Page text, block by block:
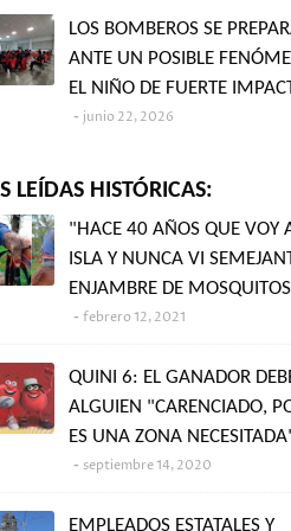
LOS BOMBEROS SE
ANTE UN POSIBLE
EL NIÑO DE FUERTE
junio 22, 2026
LEÍDAS HISTÓRICAS:
"HACE 40 AÑOS QUE VOY
ISLA Y NUNCA VI
ENJAMBRE DE
febrero 12, 2021
QUINI 6: EL GANADOR
ALGUIEN "CARENCIADO,
ES UNA ZONA
septiembre 14, 2020
EMPLEADOS ESTATALES Y